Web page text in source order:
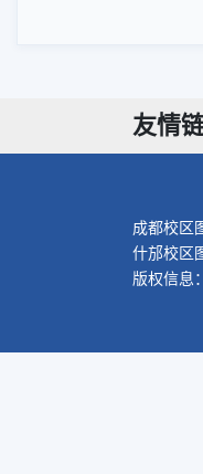
友情
成都校区
什邡校区
版权信息